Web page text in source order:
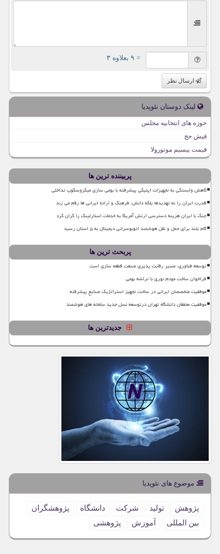
= ۹ بعلاوه ۳
ارسال نظر
لینک دوستان نئوپدیا
حوزه های انتخابیه مجلس
فیش حج
قیمت بیسیم موتورولا
پربیننده ترین ها
کاهش وابستگی به تجهیزات اپتیکی پیشرفته با بومی سازی میکروسکوپ تداخلی
قدرت ایران را نه تهدیدها بلکه دانش، فرهنگ و اراده ایرانی ها رقم می زند
جنگ با ایران هزینه دسترسی ارتش آمریکا به خدمات استارلینک را گران کرد
گام بلند برای حمل و نقل هوشمند اتوبوسرانی دیجیتال به ۵ استان رسید
پربحث ترین ها
توسعه فناوری، مسیر رقابت پذیری صنعت قطعه سازی است
فراخوان ساخت مودم نوری با تراشه بومی
موفقیت متخصصان ایرانی در ساخت تجهیز استراتژیک صنایع پیشرفته
موفقیت محققان دانشگاه تهران درتوسعه نسل جدید سامانه های هوشمند
جدیدترین ها
موضوع های نئوپدیا
پژوهش تولید شركت دانشگاه
پژوهشگران
بین المللی
آموزش پژوهشی